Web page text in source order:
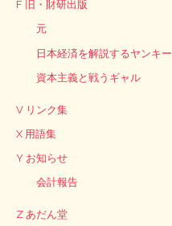
F 旧・財研出版
元
日本経済を解説するヤンキー
資本主義と戦うギャル
V リンク集
X 用語集
Y お知らせ
会計報告
Z あだん堂